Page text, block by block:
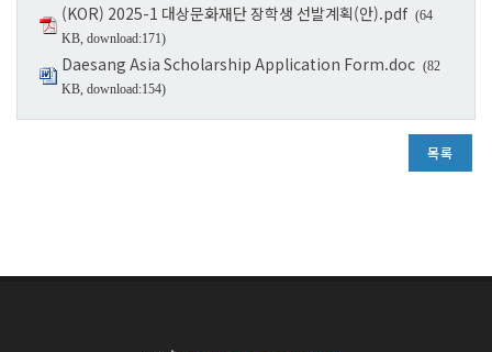
(KOR) 2025-1 대상문화재단 장학생 선발계획(안).pdf (64
KB, download:171)
Daesang Asia Scholarship Application Form.doc (82
KB, download:154)
목록